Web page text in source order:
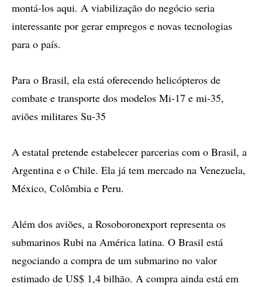
montá-los aqui. A viabilização do negócio seria
interessante por gerar empregos e novas tecnologias
para o país.
Para o Brasil, ela está oferecendo helicópteros de
combate e transporte dos modelos Mi-17 e mi-35,
aviões militares Su-35
A estatal pretende estabelecer parcerias com o Brasil, a
Argentina e o Chile. Ela já tem mercado na Venezuela,
México, Colômbia e Peru.
Além dos aviões, a Rosoboronexport representa os
submarinos Rubi na América latina. O Brasil está
negociando a compra de um submarino no valor
estimado de US$ 1,4 bilhão. A compra ainda está em